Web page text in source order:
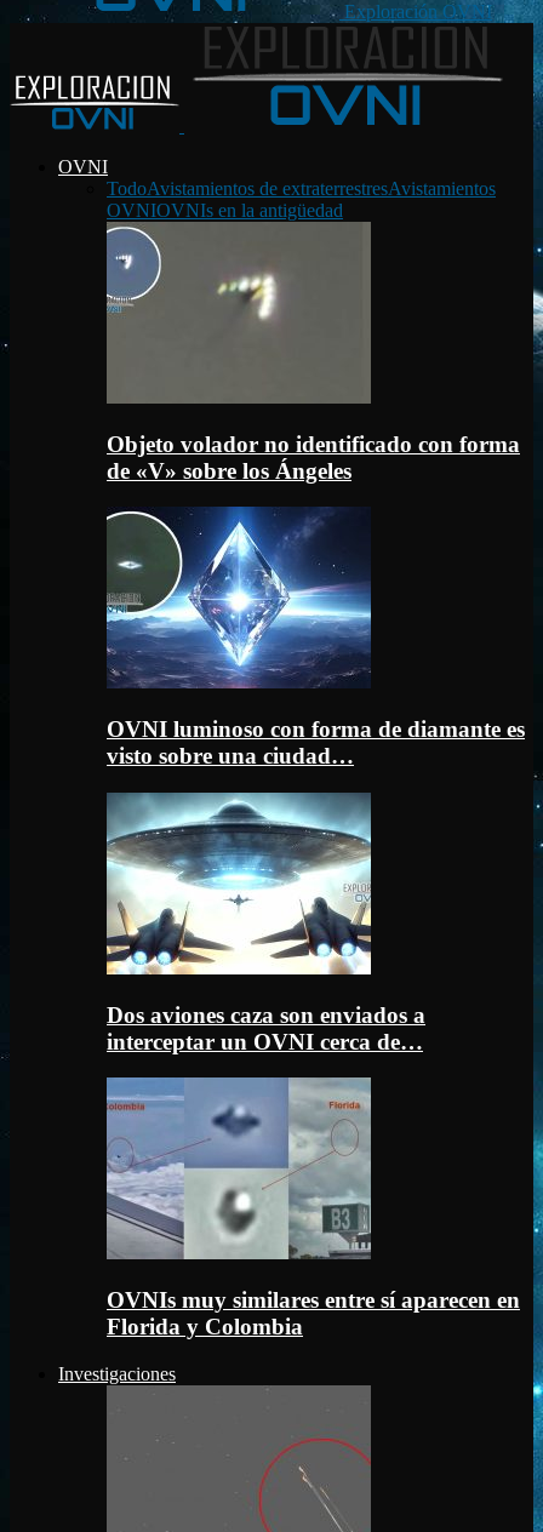
Exploración OVNI
OVNI
TodoAvistamientos de extraterrestresAvistamientos
OVNIOVNIs en la antigüedad
Objeto volador no identificado con forma
de «V» sobre los Ángeles
OVNI luminoso con forma de diamante es
visto sobre una ciudad…
Dos aviones caza son enviados a
interceptar un OVNI cerca de…
OVNIs muy similares entre sí aparecen en
Florida y Colombia
Investigaciones